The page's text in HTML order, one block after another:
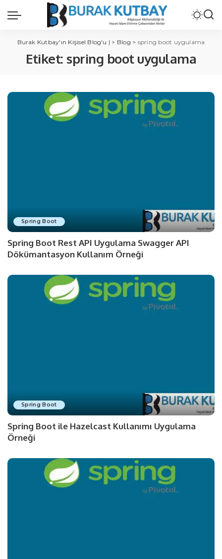
Burak Kutbay'ın Kişisel Blog'u | > Blog > spring boot uygulama
Etiket: spring boot uygulama
Spring Boot
Spring Boot Rest API Uygulama Swagger API
Dökümantasyon Kullanım Örneği
Spring Boot
Spring Boot ile Hazelcast Kullanımı Uygulama
Örneği